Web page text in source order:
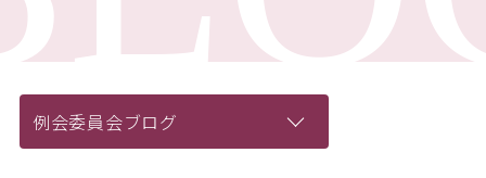
例会委員会ブログ